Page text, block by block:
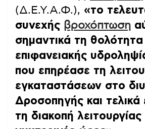
(Δ.Ε.Υ.Α.Φ.), «το
συνεχής βροχόπτωση
σημαντικά τη
επιφανειακής
που επηρέασε τη
εγκαταστάσεων στο
Δροσοπηγής και τελικά
τη διακοπή λειτουργίας